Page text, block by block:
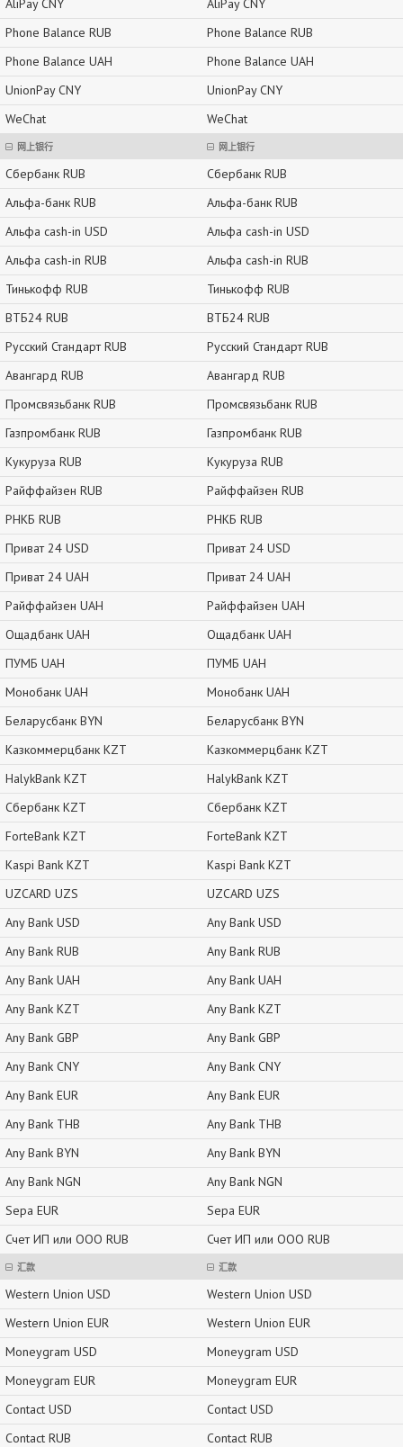
AliPay CNY
Phone Balance RUB
Phone Balance UAH
UnionPay CNY
WeChat
网上银行
Сбербанк RUB
Альфа-банк RUB
Альфа cash-in USD
Альфа cash-in RUB
Тинькофф RUB
ВТБ24 RUB
Русский Стандарт RUB
Авангард RUB
Промсвязьбанк RUB
Газпромбанк RUB
Кукуруза RUB
Райффайзен RUB
РНКБ RUB
Приват 24 USD
Приват 24 UAH
Райффайзен UAH
Ощадбанк UAH
ПУМБ UAH
Монобанк UAH
Беларусбанк BYN
Казкоммерцбанк KZT
HalykBank KZT
Сбербанк KZT
ForteBank KZT
Kaspi Bank KZT
UZCARD UZS
Any Bank USD
Any Bank RUB
Any Bank UAH
Any Bank KZT
Any Bank GBP
Any Bank CNY
Any Bank EUR
Any Bank THB
Any Bank BYN
Any Bank NGN
Sepa EUR
Счет ИП или ООО RUB
汇款
Western Union USD
Western Union EUR
Moneygram USD
Moneygram EUR
Contact USD
Contact RUB
AliPay CNY
Phone Balance RUB
Phone Balance UAH
UnionPay CNY
WeChat
网上银行
Сбербанк RUB
Альфа-банк RUB
Альфа cash-in USD
Альфа cash-in RUB
Тинькофф RUB
ВТБ24 RUB
Русский Стандарт RUB
Авангард RUB
Промсвязьбанк RUB
Газпромбанк RUB
Кукуруза RUB
Райффайзен RUB
РНКБ RUB
Приват 24 USD
Приват 24 UAH
Райффайзен UAH
Ощадбанк UAH
ПУМБ UAH
Монобанк UAH
Беларусбанк BYN
Казкоммерцбанк KZT
HalykBank KZT
Сбербанк KZT
ForteBank KZT
Kaspi Bank KZT
UZCARD UZS
Any Bank USD
Any Bank RUB
Any Bank UAH
Any Bank KZT
Any Bank GBP
Any Bank CNY
Any Bank EUR
Any Bank THB
Any Bank BYN
Any Bank NGN
Sepa EUR
Счет ИП или ООО RUB
汇款
Western Union USD
Western Union EUR
Moneygram USD
Moneygram EUR
Contact USD
Contact RUB